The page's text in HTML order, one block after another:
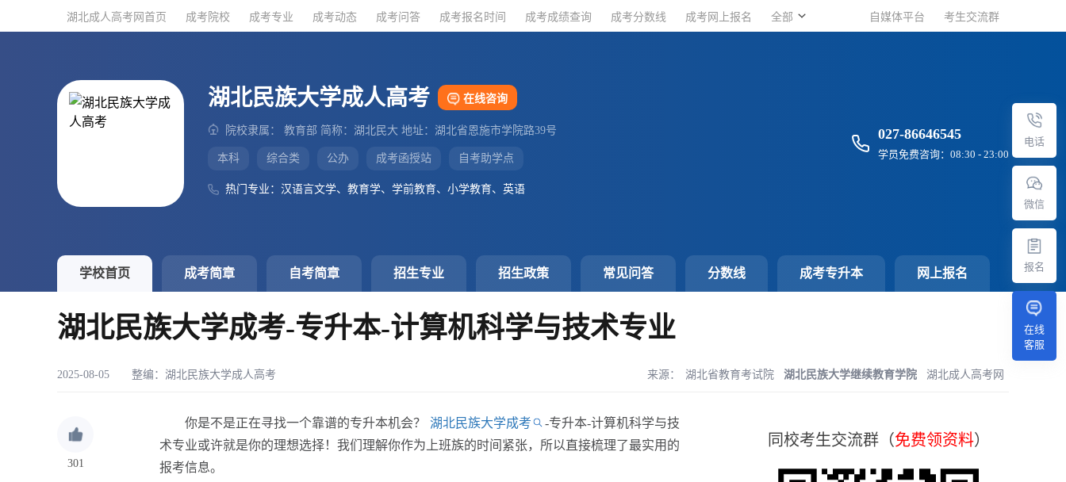
湖北成人高考网首页 成考院校 成考专业 成考动态 成考问答 成考报名时间 成考成绩查询 成考分数线 成考网上报名 全部 自媒体平台 考生交流群
湖北民族大学成人高考 在线咨询
院校隶属： 教育部 简称：湖北民大 地址：湖北省恩施市学院路39号
本科 综合类 公办 成考函授站 自考助学点
热门专业：汉语言文学、教育学、学前教育、小学教育、英语
027-86646545
学员免费咨询：08:30 - 23:00
学校首页 成考简章 自考简章 招生专业 招生政策 常见问答 分数线 成考专升本 网上报名
电话
微信
报名
在线
客服
湖北民族大学成考-专升本-计算机科学与技术专业
2025-08-05 整编： 湖北民族大学成人高考 来源： 湖北省教育考试院 湖北民族大学继续教育学院 湖北成人高考网
301
你是不是正在寻找一个靠谱的专升本机会？ 湖北民族大学成考
-专升本-计算机科学与技
术专业或许就是你的理想选择！我们理解你作为上班族的时间紧张，所以直接梳理了最实用的
报考信息。
同校考生交流群（免费领资料）
湖北成人高考网首页 成考院校 成考专业 成考动态 成考问答 成考报名时间 成考成绩查询 成考分数线 成考网上报名 全部 自媒体平台 考生交流群